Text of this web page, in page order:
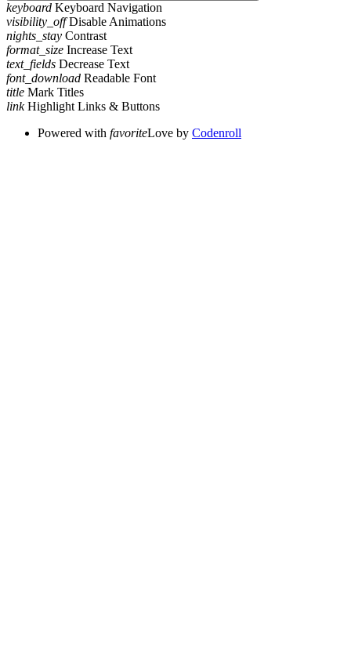
keyboard Keyboard Navigation
visibility_off Disable Animations
nights_stay Contrast
format_size Increase Text
text_fields Decrease Text
font_download Readable Font
title Mark Titles
link Highlight Links & Buttons
Powered with favoriteLove by Codenroll